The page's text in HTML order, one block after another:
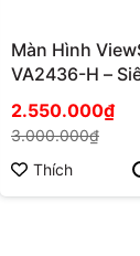
Màn Hình
VA2436-H –
Phú Quốc
2.550.000₫
3.000.000₫
Thích